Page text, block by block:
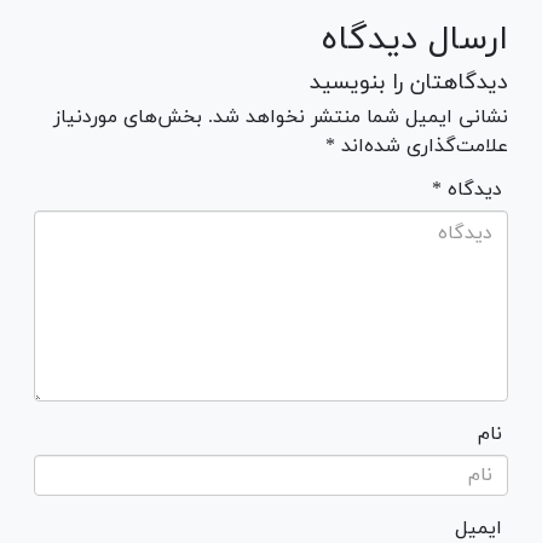
ارسال دیدگاه
دیدگاهتان را بنویسید
نشانی ایمیل شما منتشر نخواهد شد. بخش‌های موردنیاز
علامت‌گذاری شده‌اند *
* دیدگاه
نام
ایمیل